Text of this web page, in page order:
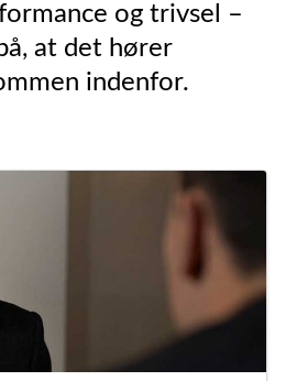
og trivsel –
at det hører
indenfor.